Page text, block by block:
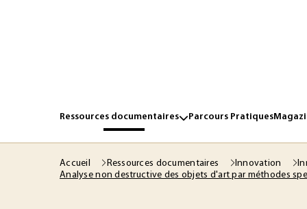
Ressources documentaires Parcours Pratiques
Accueil Ressources documentaires Innovation
Analyse non destructive des objets d'art par méthodes